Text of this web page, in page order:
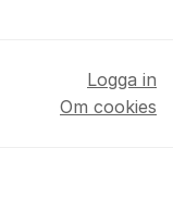
Logga in
Om cookies